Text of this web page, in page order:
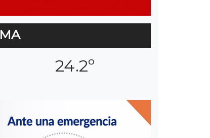
24.2º